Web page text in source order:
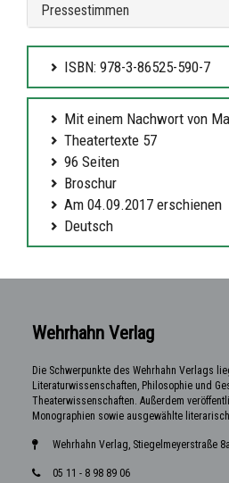
Pressestimmen
ISBN: 978-3-86525-590-7
Mit einem Nachwort von
Theatertexte 57
96 Seiten
Broschur
Am 04.09.2017 erschienen
Deutsch
Wehrhahn Verlag
Die Schwerpunkte des Wehrhahn Verlags
Literaturwissenschaften, Philosophie und
Theaterwissenschaften. Außerdem
Monographien sowie ausgewählte
Wehrhahn Verlag, Stiegelmeyerstraße
05 11 - 8 98 89 06